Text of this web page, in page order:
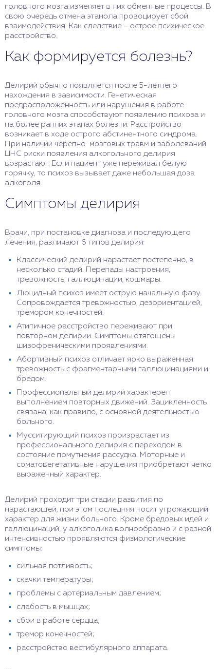
головного мозга изменяет в них обменные процессы. В
свою очередь отмена этанола провоцирует сбой
взаимодействия. Как следствие – острое психическое
расстройство.
Как формируется болезнь?
Делирий обычно появляется после 5-летнего
нахождения в зависимости. Генетическая
предрасположенность или нарушения в работе
головного мозга способствуют появлению психоза и
на более ранних этапах болезни. Расстройство
возникает в ходе острого абстинентного синдрома.
При наличии черепно-мозговых травм и заболеваний
ЦНС риски появления алкогольного делирия
возрастают. Если пациент уже переживал белую
горячку, то психоз вызывает даже небольшая доза
алкоголя.
Симптомы делирия
Врачи, при постановке диагноза и последующего
лечения, различают 6 типов делирия:
Классический делирий нарастает постепенно, в
несколько стадий. Перепады настроения,
тревожность, галлюцинации, кошмары.
Люцидный психоз имеет острую начальную фазу.
Сопровождается тревожностью, дезориентацией,
тремором конечностей.
Атипичное расстройство переживают при
повторном делирии. Симптомы отягощены
шизофреническими проявлениями.
Абортивный психоз отличает ярко выраженная
тревожность с фрагментарными галлюцинациями и
бредом.
Профессиональный делирий характерен
выполнением повторных движений. Зацикленность
связана, как правило, с основной деятельностью
больного.
Мусситирующий психоз произрастает из
профессионального делирия с переходом в
состояние помутнения рассудка. Моторные и
соматовегетативные нарушения приобретают четко
выраженный характер.
Делирий проходит три стадии развития по
нарастающей, при этом последняя носит угрожающий
характер для жизни больного. Кроме бредовых идей и
галлюцинаций, у алкоголика волнообразно и с разной
интенсивностью проявляются физиологические
симптомы:
сильная потливость;
скачки температуры;
проблемы с артериальным давлением;
слабость в мышцах;
сбои в работе сердца;
тремор конечностей;
расстройство вестибулярного аппарата.